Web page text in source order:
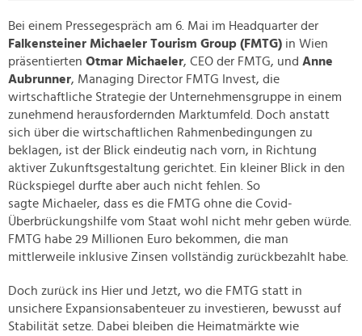
Bei einem Pressegespräch am 6. Mai im Headquarter der
Falkensteiner Michaeler Tourism Group (FMTG) in Wien
präsentierten Otmar Michaeler, CEO der FMTG, und Anne
Aubrunner, Managing Director FMTG Invest, die
wirtschaftliche Strategie der Unternehmensgruppe in einem
zunehmend herausfordernden Marktumfeld. Doch anstatt
sich über die wirtschaftlichen Rahmenbedingungen zu
beklagen, ist der Blick eindeutig nach vorn, in Richtung
aktiver Zukunftsgestaltung gerichtet. Ein kleiner Blick in den
Rückspiegel durfte aber auch nicht fehlen. So
sagte Michaeler, dass es die FMTG ohne die Covid-
Überbrückungshilfe vom Staat wohl nicht mehr geben würde.
FMTG habe 29 Millionen Euro bekommen, die man
mittlerweile inklusive Zinsen vollständig zurückbezahlt habe.
Doch zurück ins Hier und Jetzt, wo die FMTG statt in
unsichere Expansionsabenteuer zu investieren, bewusst auf
Stabilität setze. Dabei bleiben die Heimatmärkte wie